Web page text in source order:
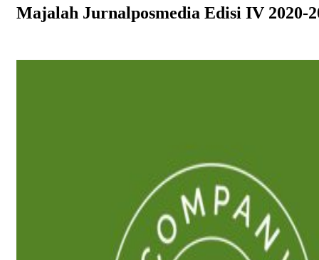
Majalah Jurnalposmedia Edisi IV 2020-